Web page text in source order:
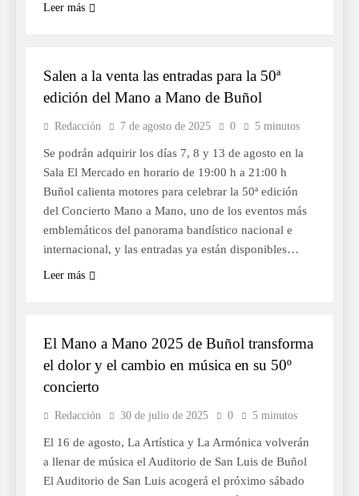
Leer más
Salen a la venta las entradas para la 50ª
edición del Mano a Mano de Buñol
Redacción 7 de agosto de 2025 0 5 minutos
Se podrán adquirir los días 7, 8 y 13 de agosto en la
Sala El Mercado en horario de 19:00 h a 21:00 h
Buñol calienta motores para celebrar la 50ª edición
del Concierto Mano a Mano, uno de los eventos más
emblemáticos del panorama bandístico nacional e
internacional, y las entradas ya están disponibles…
Leer más
El Mano a Mano 2025 de Buñol transforma
el dolor y el cambio en música en su 50º
concierto
Redacción 30 de julio de 2025 0 5 minutos
El 16 de agosto, La Artística y La Armónica volverán
a llenar de música el Auditorio de San Luis de Buñol
El Auditorio de San Luis acogerá el próximo sábado